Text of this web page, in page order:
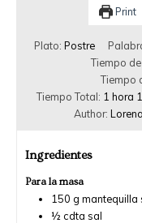
Print
Plato:Postre
Tiempo
Tiempo
Tiempo Total: 1 hora
Author:
Ingredientes
Para la masa
150 g mantequilla
½ cdta sal